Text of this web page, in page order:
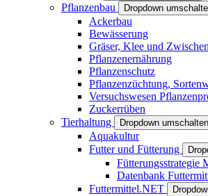
Pflanzenbau Dropdown
Ackerbau
Bewässerung
Gräser, Klee und
Pflanzenernährung
Pflanzenschutz
Pflanzenzüchtung,
Versuchswesen
Zuckerrüben
Tierhaltung
Dropdown umschalten
Aquakultur
Futter und Fütterung
Fütterungsstrategie
Datenbank
Futtermittel.NET